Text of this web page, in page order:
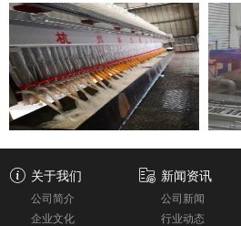
食品行业过滤效果图
洗沙污水零排放工程案例效果图
关于我们
公司简介
企业文化
新闻资讯
公司新闻
行业动态